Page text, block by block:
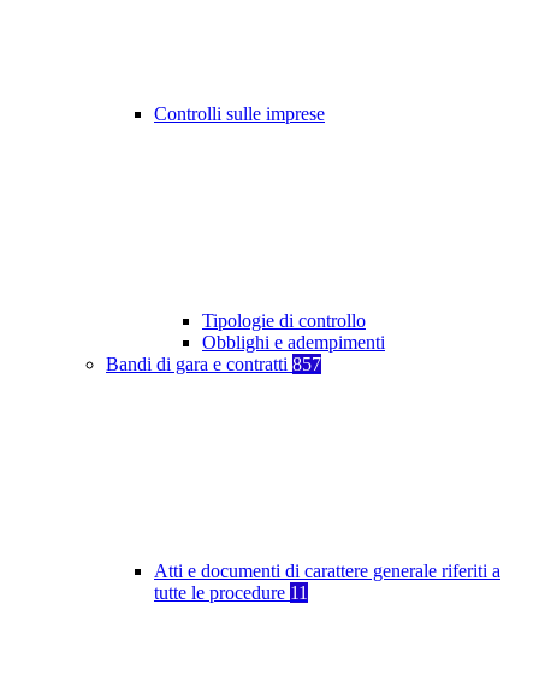
Controlli sulle imprese
Tipologie di controllo
Obblighi e adempimenti
Bandi di gara e contratti 857
Atti e documenti di carattere generale riferiti a
tutte le procedure 11